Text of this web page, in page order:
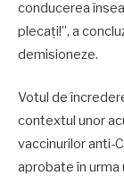
conducerea
plecați!”, a
demisioneze.
Votul de
contextul unor
vaccinurilor anti-
aprobate în